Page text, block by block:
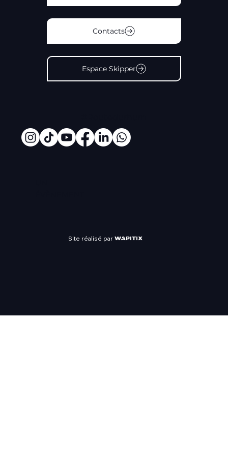
Contacts
Espace Skipper
Site réalisé par